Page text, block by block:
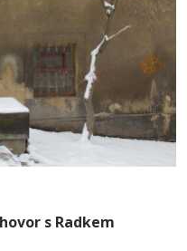
s Radkem